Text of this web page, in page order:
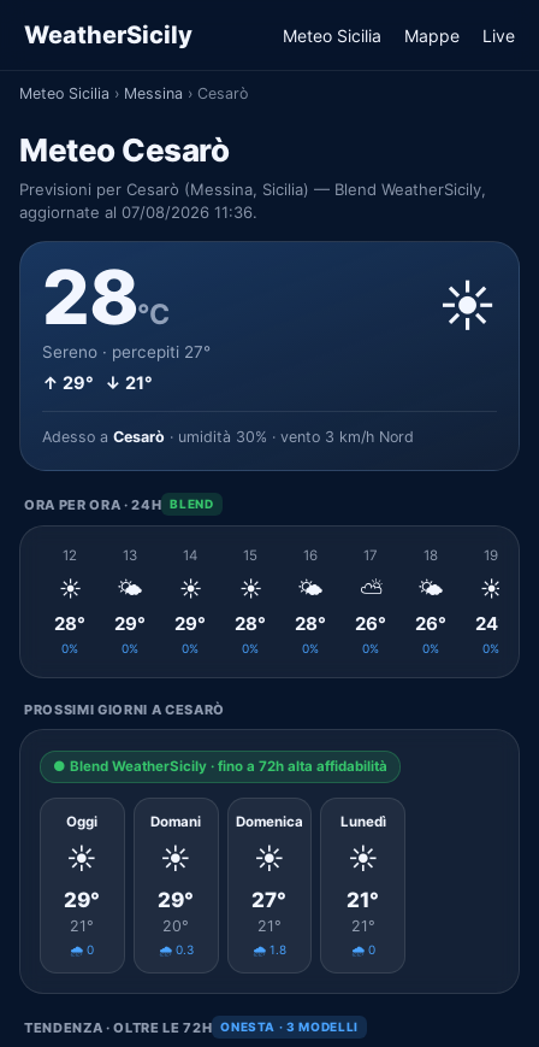
WeatherSicily Meteo Sicilia Mappe Live
Meteo Sicilia › Messina › Cesarò
Meteo Cesarò
Previsioni per Cesarò (Messina, Sicilia) — Blend WeatherSicily,
aggiornate al 07/08/2026 11:36.
28°C
Sereno · percepiti 27°
↑ 29° ↓ 21°
☀️
Adesso a Cesarò · umidità 30% · vento 3 km/h Nord
ORA PER ORA · 24H BLEND
12
☀️
28°
0%
13
🌤️
29°
0%
14
☀️
29°
0%
15
☀️
28°
0%
16
🌤️
28°
0%
17
⛅
26°
0%
18
🌤️
26°
0%
19
☀️
24°
0%
PROSSIMI GIORNI A CESARÒ
● Blend WeatherSicily · fino a 72h alta affidabilità
Oggi
☀️
29°
21°
🌧️ 0
Domani
☀️
29°
20°
🌧️ 0.3
Domenica
☀️
27°
21°
🌧️ 1.8
Lunedì
☀️
21°
21°
🌧️ 0
TENDENZA · OLTRE LE 72H ONESTA · 3 MODELLI